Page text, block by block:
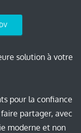
solution à votre
pour la confiance
partager, avec
moderne et non